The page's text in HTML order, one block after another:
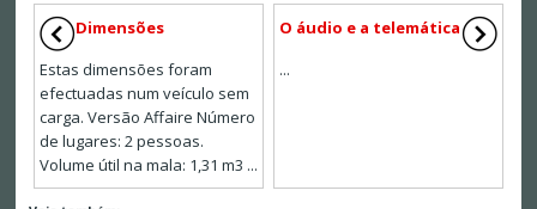
Dimensões
Estas dimensões foram
efectuadas num veículo sem
carga. Versão Affaire Número
de lugares: 2 pessoas.
Volume útil na mala: 1,31 m3 ...
O áudio e a telemática
...